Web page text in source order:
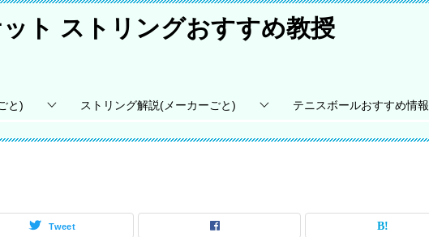
ト ストリングおすすめ教授
と) ストリング解説(メーカーごと) テニスボールおすすめ情報
Tweet